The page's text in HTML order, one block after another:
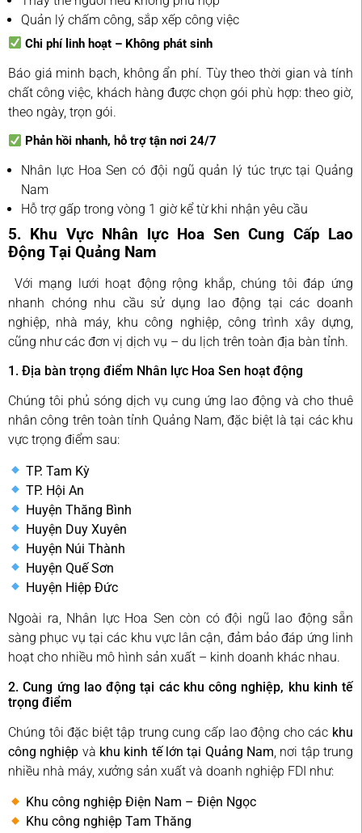
Quản lý chấm công, sắp xếp công việc
Chi phí linh hoạt – Không phát sinh
Báo giá minh bạch, không ẩn phí. Tùy theo thời gian và tính
chất công việc, khách hàng được chọn gói phù hợp: theo giờ,
theo ngày, trọn gói.
Phản hồi nhanh, hỗ trợ tận nơi 24/7
Nhân lực Hoa Sen có đội ngũ quản lý túc trực tại Quảng
Nam
Hỗ trợ gấp trong vòng 1 giờ kể từ khi nhận yêu cầu
5. Khu Vực Nhân lực Hoa Sen Cung Cấp Lao
Động Tại Quảng Nam
Với mạng lưới hoạt động rộng khắp, chúng tôi đáp ứng
nhanh chóng nhu cầu sử dụng lao động tại các doanh
nghiệp, nhà máy, khu công nghiệp, công trình xây dựng,
cũng như các đơn vị dịch vụ – du lịch trên toàn địa bàn tỉnh.
1. Địa bàn trọng điểm Nhân lực Hoa Sen hoạt động
Chúng tôi phủ sóng dịch vụ cung ứng lao động và cho thuê
nhân công trên toàn tỉnh Quảng Nam, đặc biệt là tại các khu
vực trọng điểm sau:
TP. Tam Kỳ
TP. Hội An
Huyện Thăng Bình
Huyện Duy Xuyên
Huyện Núi Thành
Huyện Quế Sơn
Huyện Hiệp Đức
Ngoài ra, Nhân lực Hoa Sen còn có đội ngũ lao động sẵn
sàng phục vụ tại các khu vực lân cận, đảm bảo đáp ứng linh
hoạt cho nhiều mô hình sản xuất – kinh doanh khác nhau.
2. Cung ứng lao động tại các khu công nghiệp, khu kinh tế
trọng điểm
Chúng tôi đặc biệt tập trung cung cấp lao động cho các khu
công nghiệp và khu kinh tế lớn tại Quảng Nam , nơi tập trung
nhiều nhà máy, xưởng sản xuất và doanh nghiệp FDI như:
Khu công nghiệp Điện Nam – Điện Ngọc
Khu công nghiệp Tam Thăng